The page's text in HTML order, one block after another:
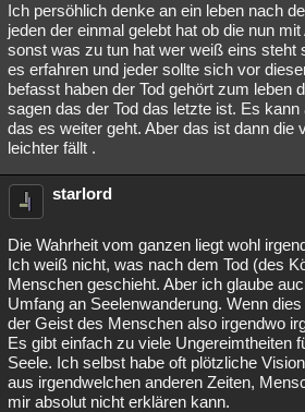
Ich persöhlich denke an ein leben nach
jeden der einmal gelebt hat ob die nun
sonst was zu tun hat wer weiß eins steht
es erfahren und jeder sollte sich vor
befasst haben der Tod gehört zum leben
sagen das der Tod das letzte ist. Es
das es weiter geht. Aber das ist dann die
leichter fällt .
starlord
Die Wahrheit vom ganzen liegt wohl
Ich weiß nicht, was nach dem Tod (des
Menschen geschieht. Aber ich glaube
Umfang an Seelenwanderung. Wenn
der Geist des Menschen also irgendwo
Es gibt einfach zu viele Ungereimtheiten
Seele. Ich selbst habe oft plötzliche
aus irgendwelchen anderen Zeiten,
mir absolut nicht erklären kann.